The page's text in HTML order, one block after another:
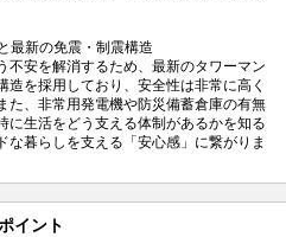
最新の免震・制震構造
不安を解消するため、最新のタワーマン
造を採用しており、安全性は非常に高く
た、非常用発電機や防災備蓄倉庫の有無
に生活をどう支える体制があるかを知る
な暮らしを支える「安心感」に繋がりま
イント